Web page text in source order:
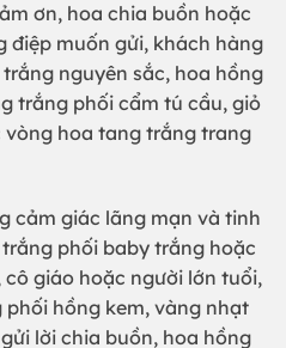
ơn, hoa chia buồn hoặc
điệp muốn gửi, khách hàng
nguyên sắc, hoa hồng
trắng phối cẩm tú cầu, giỏ
hoa tang trắng trang
cảm giác lãng mạn và tinh
phối baby trắng hoặc
giáo hoặc người lớn tuổi,
hồng kem, vàng nhạt
lời chia buồn, hoa hồng